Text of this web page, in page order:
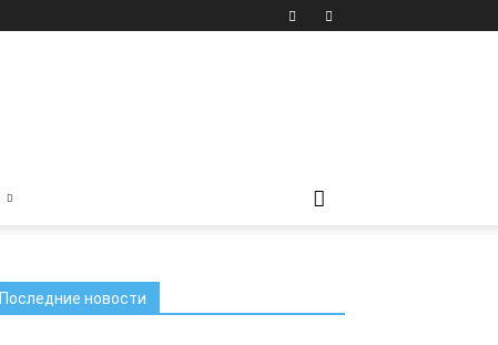
Последние новости